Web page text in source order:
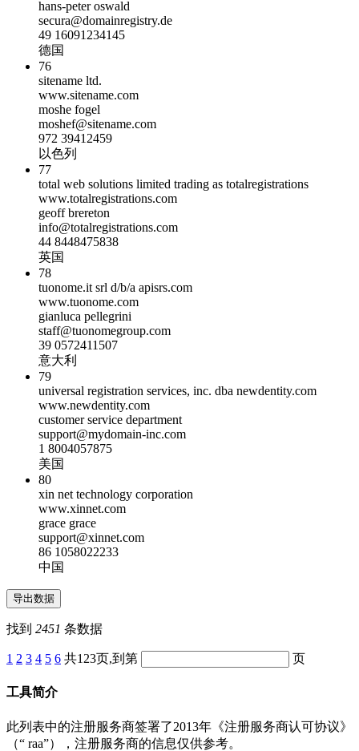
hans-peter oswald
secura@domainregistry.de
49 16091234145
德国
76
sitename ltd.
www.sitename.com
moshe fogel
moshef@sitename.com
972 39412459
以色列
77
total web solutions limited trading as totalregistrations
www.totalregistrations.com
geoff brereton
info@totalregistrations.com
44 8448475838
英国
78
tuonome.it srl d/b/a apisrs.com
www.tuonome.com
gianluca pellegrini
staff@tuonomegroup.com
39 0572411507
意大利
79
universal registration services, inc. dba newdentity.com
www.newdentity.com
customer service department
support@mydomain-inc.com
1 8004057875
美国
80
xin net technology corporation
www.xinnet.com
grace grace
support@xinnet.com
86 1058022233
中国
找到 2451 条数据
1 2 3 4 5 6 共123页,到第 页
工具简介
此列表中的注册服务商签署了2013年《注册服务商认可协议》
（“ raa”），注册服务商的信息仅供参考。